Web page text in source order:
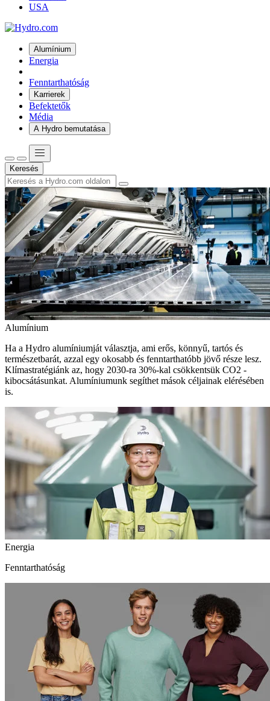
USA
Alumínium
Energia
Fenntarthatóság
Karrierek
Befektetők
Média
A Hydro bemutatása
Keresés
Alumínium
Ha a Hydro alumíniumját választja, ami erős, könnyű, tartós és
természetbarát, azzal egy okosabb és fenntarthatóbb jövő része lesz.
Klímastratégiánk az, hogy 2030-ra 30%-kal csökkentsük CO2 -
kibocsátásunkat. Alumíniumunk segíthet mások céljainak elérésében
is.
Energia
Fenntarthatóság